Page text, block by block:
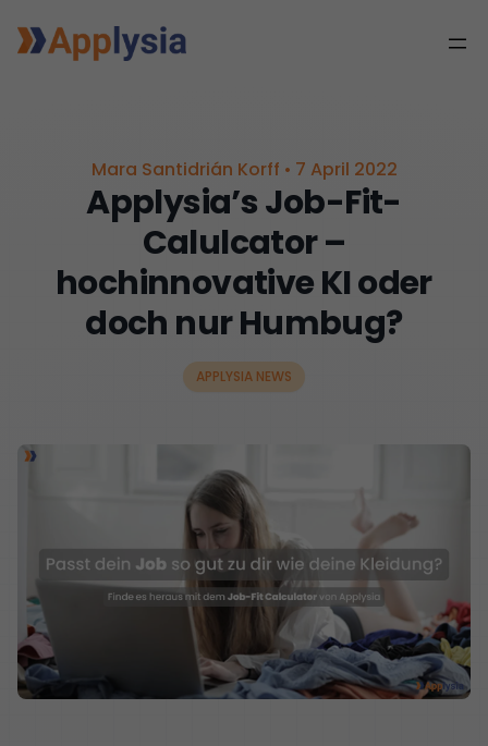
Mara Santidrián Korff • 7 April 2022
Applysia’s Job-Fit-
Calulcator –
hochinnovative KI oder
doch nur Humbug?
APPLYSIA NEWS